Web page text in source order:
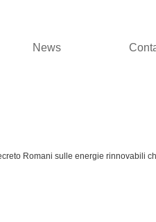
News
Romani sulle energie rinnovabili